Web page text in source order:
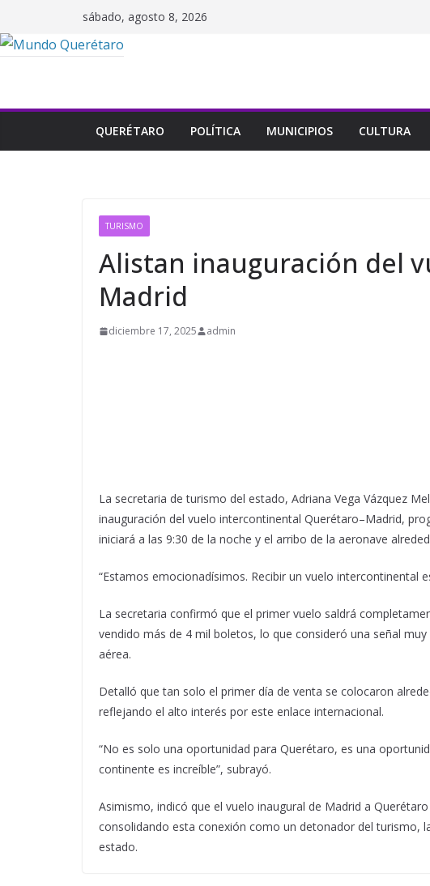
al
contenido
sábado, agosto 8, 2026
QUERÉTARO POLÍTICA MUNICIPIOS CULTURA
TURISMO
Alistan inauguración del
Madrid
diciembre 17, 2025 admin
La secretaria de turismo del estado, Adriana Vega Vázquez
inauguración del vuelo intercontinental Querétaro–Madrid,
iniciará a las 9:30 de la noche y el arribo de la aeronave
“Estamos emocionadísimos. Recibir un vuelo intercontinental
La secretaria confirmó que el primer vuelo saldrá
vendido más de 4 mil boletos, lo que consideró una señal
aérea.
Detalló que tan solo el primer día de venta se colocaron
reflejando el alto interés por este enlace internacional.
“No es solo una oportunidad para Querétaro, es una
continente es increíble”, subrayó.
Asimismo, indicó que el vuelo inaugural de Madrid a
consolidando esta conexión como un detonador del turismo,
estado.